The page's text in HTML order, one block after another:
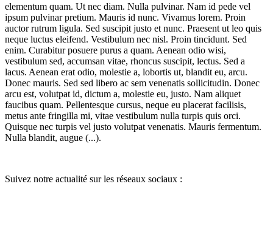
elementum quam. Ut nec diam. Nulla pulvinar. Nam id pede vel
ipsum pulvinar pretium. Mauris id nunc. Vivamus lorem. Proin
auctor rutrum ligula. Sed suscipit justo et nunc. Praesent ut leo quis
neque luctus eleifend. Vestibulum nec nisl. Proin tincidunt. Sed
enim. Curabitur posuere purus a quam. Aenean odio wisi,
vestibulum sed, accumsan vitae, rhoncus suscipit, lectus. Sed a
lacus. Aenean erat odio, molestie a, lobortis ut, blandit eu, arcu.
Donec mauris. Sed sed libero ac sem venenatis sollicitudin. Donec
arcu est, volutpat id, dictum a, molestie eu, justo. Nam aliquet
faucibus quam. Pellentesque cursus, neque eu placerat facilisis,
metus ante fringilla mi, vitae vestibulum nulla turpis quis orci.
Quisque nec turpis vel justo volutpat venenatis. Mauris fermentum.
Nulla blandit, augue (...).
Suivez notre actualité sur les réseaux sociaux :